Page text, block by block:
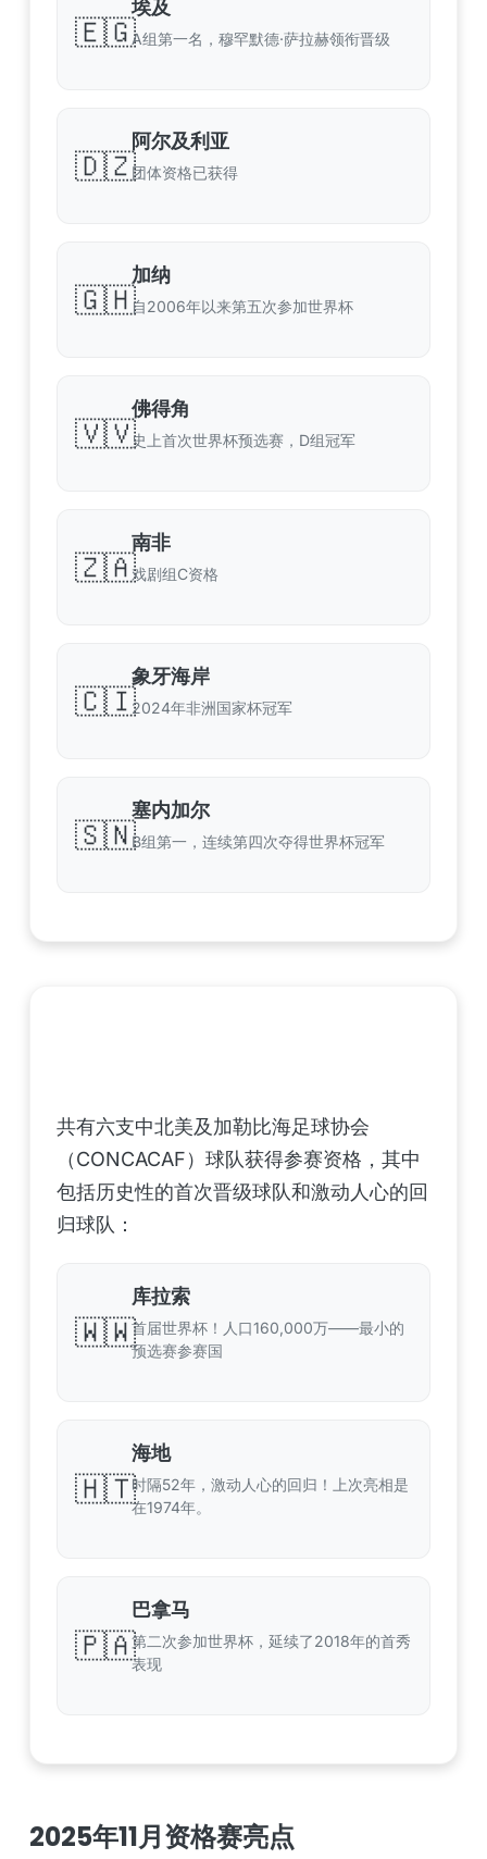
🇪🇬
埃及
A组第一名，穆罕默德·萨拉赫领衔晋级
🇩🇿
阿尔及利亚
团体资格已获得
🇬🇭
加纳
自2006年以来第五次参加世界杯
🇻🇻
佛得角
史上首次世界杯预选赛，D组冠军
🇿🇦
南非
戏剧组C资格
🇨🇮
象牙海岸
2024年非洲国家杯冠军
🇸🇳
塞内加尔
B组第一，连续第四次夺得世界杯冠军
共有六支中北美及加勒比海足球协会
（CONCACAF）球队获得参赛资格，其中
包括历史性的首次晋级球队和激动人心的回
归球队：
🇼🇼
库拉索
首届世界杯！人口160,000万——最小的
预选赛参赛国
🇭🇹
海地
时隔52年，激动人心的回归！上次亮相是
在1974年。
🇵🇦
巴拿马
第二次参加世界杯，延续了2018年的首秀
表现
2025年11月资格赛亮点